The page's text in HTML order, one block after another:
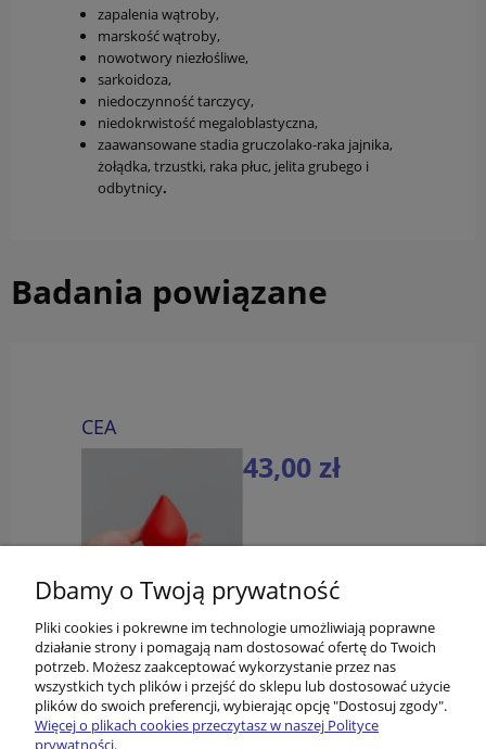
zapalenia wątroby,
marskość wątroby,
nowotwory niezłośliwe,
sarkoidoza,
niedoczynność tarczycy,
niedokrwistość megaloblastyczna,
zaawansowane stadia gruczolako-raka jajnika,
żołądka, trzustki, raka płuc, jelita grubego i
odbytnicy.
Badania powiązane
CEA
43,00 zł
Dbamy o Twoją prywatność
Pliki cookies i pokrewne im technologie umożliwiają poprawne
działanie strony i pomagają nam dostosować ofertę do Twoich
potrzeb. Możesz zaakceptować wykorzystanie przez nas
wszystkich tych plików i przejść do sklepu lub dostosować użycie
plików do swoich preferencji, wybierając opcję "Dostosuj zgody".
Więcej o plikach cookies przeczytasz w naszej Polityce
prywatności.